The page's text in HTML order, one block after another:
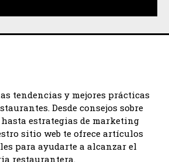
tendencias y mejores prácticas
Desde consejos sobre
estrategias de marketing
sitio web te ofrece artículos
para ayudarte a alcanzar el
restaurantera.